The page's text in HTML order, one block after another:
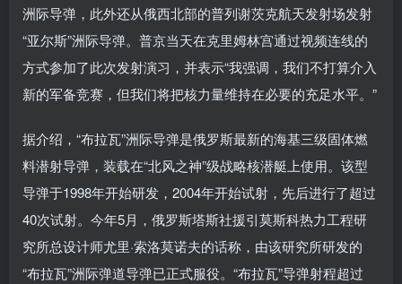
洲际导弹，此外还从俄西北部的普列谢茨克航天发射场发射
“亚尔斯”洲际导弹。普京当天在克里姆林宫通过视频连线的
方式参加了此次发射演习，并表示“我强调，我们不打算介入
新的军备竞赛，但我们将把核力量维持在必要的充足水平。”
据介绍，“布拉瓦”洲际导弹是俄罗斯最新的海基三级固体燃
料潜射导弹，装载在“北风之神”级战略核潜艇上使用。该型
导弹于1998年开始研发，2004年开始试射，先后进行了超过
40次试射。今年5月，俄罗斯塔斯社援引莫斯科热力工程研
究所总设计师尤里·索洛莫诺夫的话称，由该研究所研发的
“布拉瓦”洲际弹道导弹已正式服役。“布拉瓦”导弹射程超过